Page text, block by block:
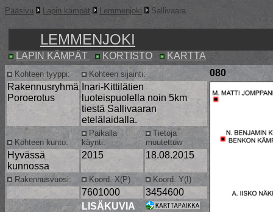
Pääsivu Lapin kämpät Lemmenjoki Sallivaara
LEMMENJOKI
LAPIN KÄMPÄT KORTISTO KARTTA
Kohteen tyyppi: Kohteen sijainti:
080
Rakennusryhmä
Poroerotus
Inari-Kittilätien
luoteispuolella noin 5km
tiestä Sallivaaran
etelälaidalla.
Kohteen kunto:
Paikalla
käynti:
Tietoja
muutettuw
Hyvässä
kunnossa
2015 18.08.2015
Rakennusvuosi: Koord. X(P) Koord. Y(I)
7601000 3454600
LISÄKUVIA